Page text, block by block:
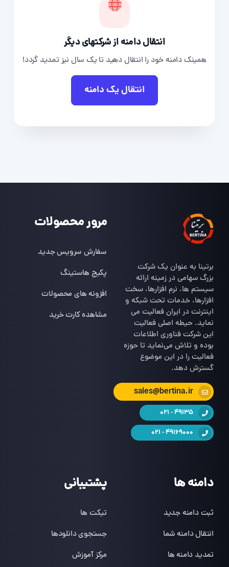
انتقال دامنه از شرکتهای دیگر
همینک دامنه خود را انتقال دهید تا یک سال نیز تمدید گردد!
انتقال یک دامنه
برتینا به عنوان یک شرکت
بزرگ سهامی در زمینه ارائه
سیستم ها، نرم افزارها، سخت
افزارها، خدمات تحت شبکه و
اینترنت در ایران فعالیت می
نماید. حیطه اصلی فعالیت
این شرکت فناوری اطلاعات
بوده و تلاش می‌نماید تا حوزه
فعالیت را در این موضوع
گسترش دهد.
sales@bertina.ir
49135 - 021
49169000 - 021
مرور محصولات
سفارش سرویس جدید
پکیج هاستینگ
افزونه های محصولات
مشاهده کارت خرید
دامنه ها
ثبت دامنه جدید
انتقال دامنه شما
تمدید دامنه ها
پشتیبانی
تیکت ها
جستجوی دانلودها
مرکز آموزش